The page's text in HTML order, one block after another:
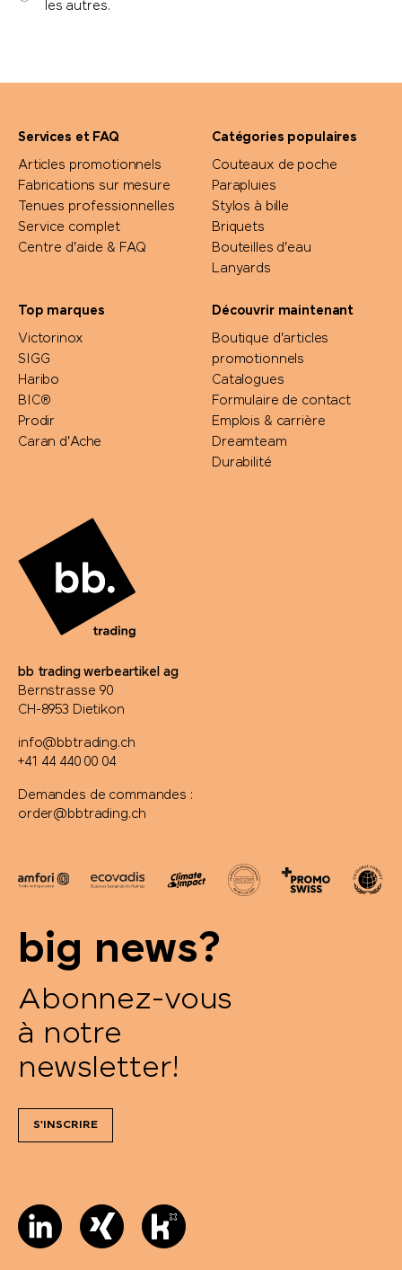
les autres.
Services et FAQ
Articles promotionnels
Fabrications sur mesure
Tenues professionnelles
Service complet
Centre d'aide & FAQ
Catégories populaires
Couteaux de poche
Parapluies
Stylos à bille
Briquets
Bouteilles d'eau
Lanyards
Top marques
Victorinox
SIGG
Haribo
BIC®
Prodir
Caran d'Ache
Découvrir maintenant
Boutique d'articles
promotionnels
Catalogues
Formulaire de contact
Emplois & carrière
Dreamteam
Durabilité
bb trading werbeartikel ag
Bernstrasse 90
CH-8953 Dietikon
info@bbtrading.ch
+41 44 440 00 04
Demandes de commandes :
order@bbtrading.ch
big news?
Abonnez-vous
à notre
newsletter!
S'INSCRIRE